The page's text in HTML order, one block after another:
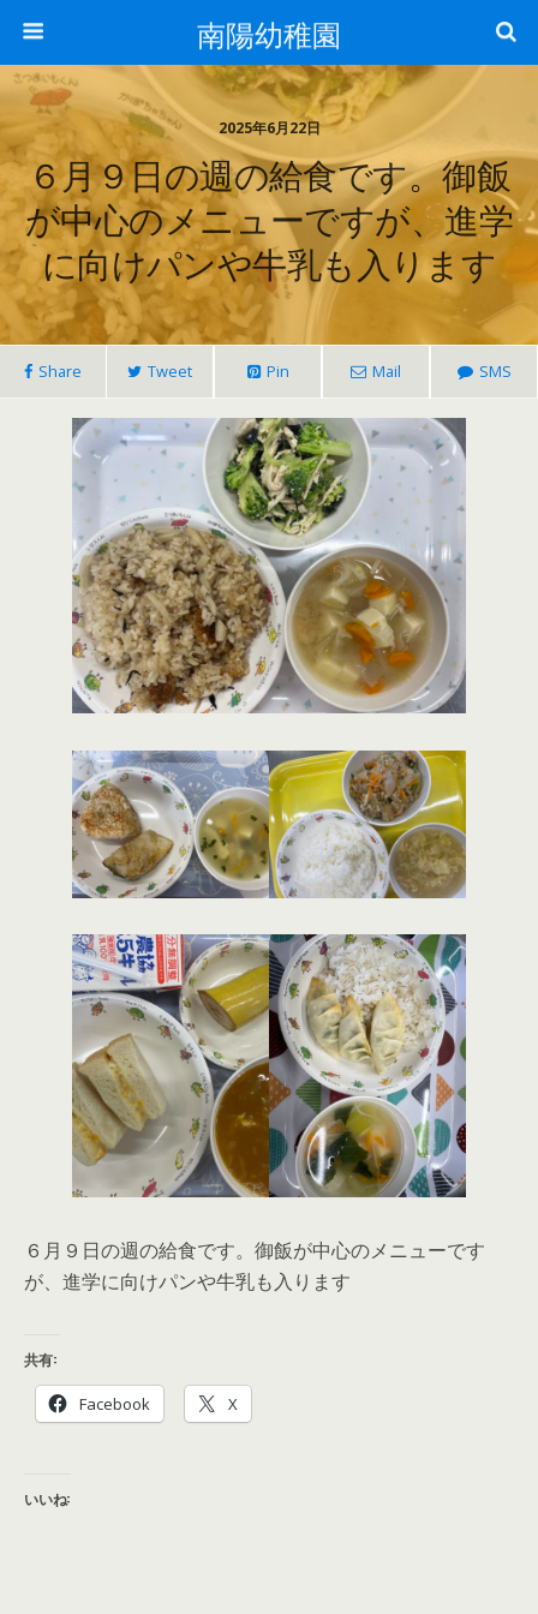
南陽幼稚園
2025年6月22日
６月９日の週の給食です。御飯
が中心のメニューですが、進学
に向けパンや牛乳も入ります
Share Tweet Pin Mail SMS
６月９日の週の給食です。御飯が中心のメニューです
が、進学に向けパンや牛乳も入ります
共有:
Facebook X
いいね: